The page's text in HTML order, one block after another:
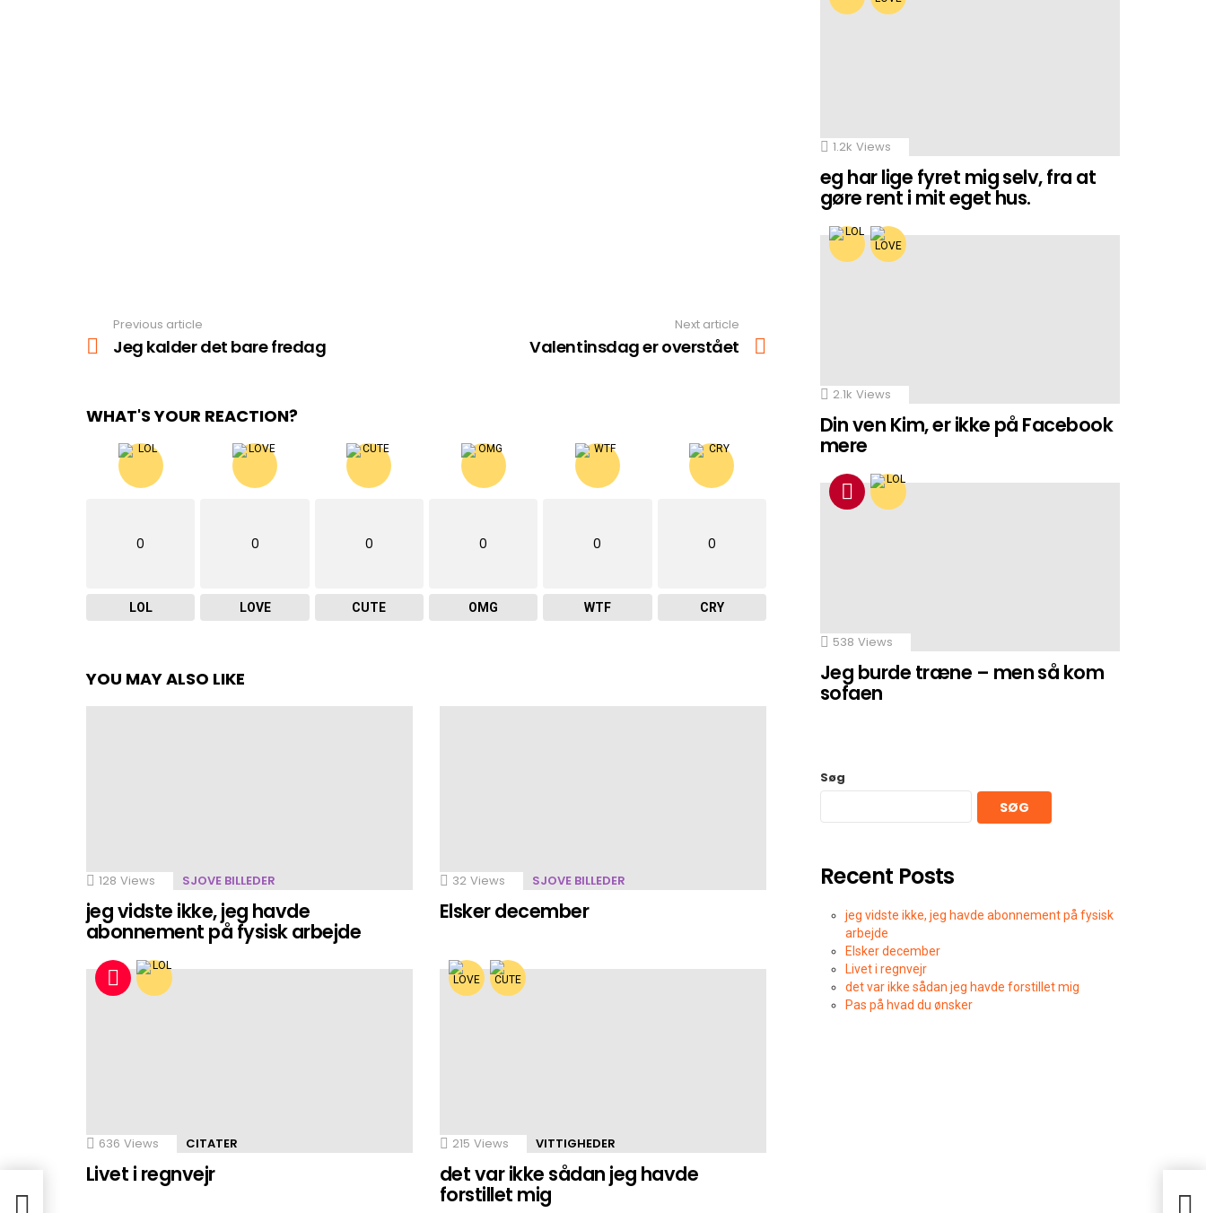
more
Previous article
Jeg kalder det bare fredag
Next article
Valentinsdag er overstået
WHAT'S YOUR REACTION?
0
LOL
0
LOVE
0
CUTE
0
OMG
0
WTF
0
CRY
YOU MAY ALSO LIKE
128 Views SJOVE BILLEDER
jeg vidste ikke, jeg havde
abonnement på fysisk arbejde
32 Views SJOVE BILLEDER
Elsker december
636 Views CITATER
Livet i regnvejr
215 Views VITTIGHEDER
det var ikke sådan jeg havde
forstillet mig
1.2k Views
eg har lige fyret mig selv, fra at
gøre rent i mit eget hus.
2.1k Views
Din ven Kim, er ikke på Facebook
mere
538 Views
Jeg burde træne – men så kom
sofaen
Søg
SØG
Recent Posts
jeg vidste ikke, jeg havde abonnement på fysisk
arbejde
Elsker december
Livet i regnvejr
det var ikke sådan jeg havde forstillet mig
Pas på hvad du ønsker